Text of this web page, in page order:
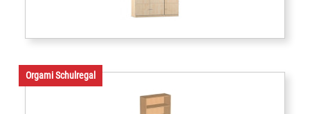
Orgami Schulregal